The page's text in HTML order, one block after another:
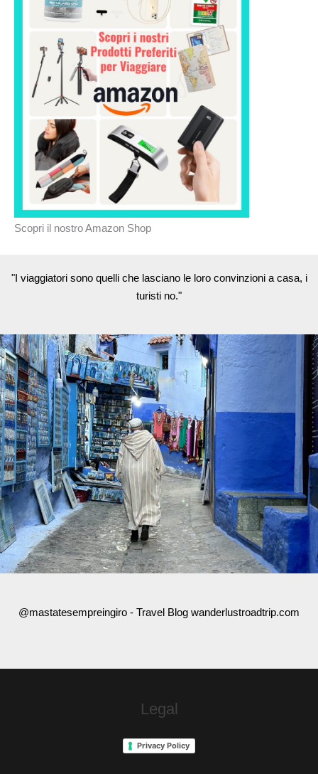
Scopri il nostro Amazon Shop
"I viaggiatori sono quelli che lasciano le loro convinzioni a casa, i
turisti no."
@mastatesempreingiro - Travel Blog wanderlustroadtrip.com
Legal
Privacy Policy